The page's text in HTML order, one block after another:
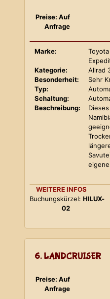
Preise: Auf
Anfrage
Marke:
Kategorie:
Allrad
Besonderheit:
Sehr
Typ:
Schaltung:
Beschreibung:
WEITERE INFOS
Buchungskürzel: HILUX-
02
6. LANDCRUISER
Preise: Auf
Anfrage